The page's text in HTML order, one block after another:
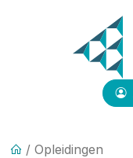
/ Opleidingen